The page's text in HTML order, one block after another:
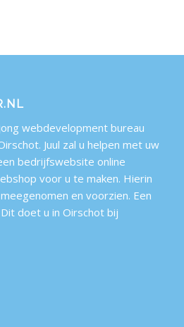
webdevelopment bureau
Juul zal u helpen met uw
bedrijfswebsite online
voor u te maken. Hierin
en voorzien. Een
doet u in Oirschot bij